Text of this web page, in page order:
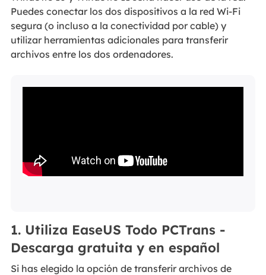
Puedes conectar los dos dispositivos a la red Wi-Fi
segura (o incluso a la conectividad por cable) y
utilizar herramientas adicionales para transferir
archivos entre los dos ordenadores.
1. Utiliza EaseUS Todo PCTrans -
Descarga gratuita y en español
Si has elegido la opción de transferir archivos de